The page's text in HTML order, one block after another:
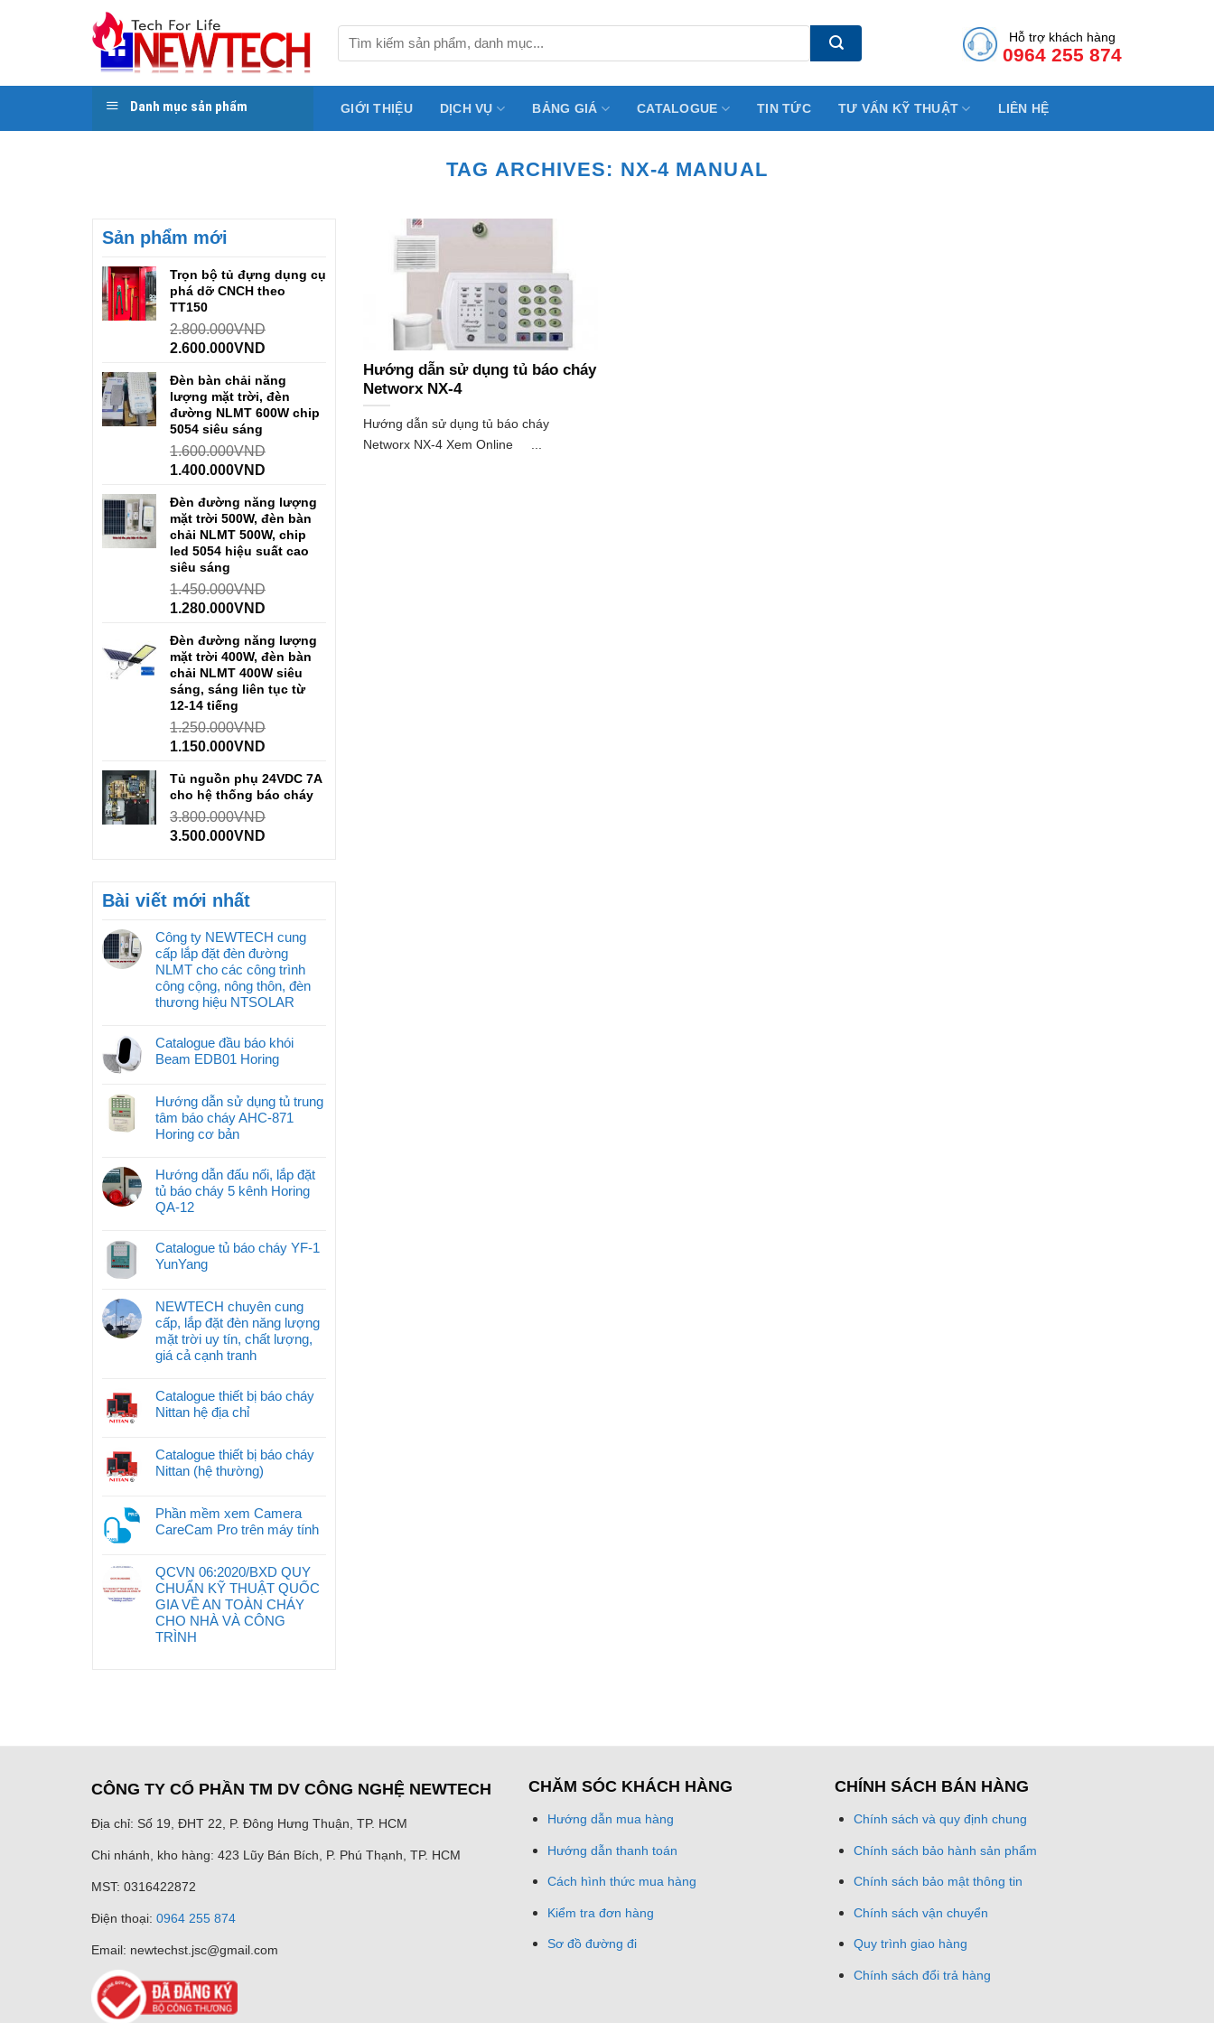
kiếm:
Hỗ trợ khách hàng
0964 255 874
Danh mục sản phẩm GIỚI THIỆU DỊCH VỤ BẢNG GIÁ CATALOGUE TIN TỨC TƯ VẤN KỸ THUẬT LIÊN HỆ
TAG ARCHIVES: NX-4 MANUAL
Sản phẩm mới
Trọn bộ tủ đựng dụng cụ
phá dỡ CNCH theo
TT150
2.800.000VND
2.600.000VND
Đèn bàn chải năng
lượng mặt trời, đèn
đường NLMT 600W chip
5054 siêu sáng
1.600.000VND
1.400.000VND
Đèn đường năng lượng
mặt trời 500W, đèn bàn
chải NLMT 500W, chip
led 5054 hiệu suất cao
siêu sáng
1.450.000VND
1.280.000VND
Đèn đường năng lượng
mặt trời 400W, đèn bàn
chải NLMT 400W siêu
sáng, sáng liên tục từ
12-14 tiếng
1.250.000VND
1.150.000VND
Tủ nguồn phụ 24VDC 7A
cho hệ thống báo cháy
3.800.000VND
3.500.000VND
Bài viết mới nhất
Công ty NEWTECH cung
cấp lắp đặt đèn đường
NLMT cho các công trình
công cộng, nông thôn, đèn
thương hiệu NTSOLAR
Catalogue đầu báo khói
Beam EDB01 Horing
Hướng dẫn sử dụng tủ trung
tâm báo cháy AHC-871
Horing cơ bản
Hướng dẫn đấu nối, lắp đặt
tủ báo cháy 5 kênh Horing
QA-12
Catalogue tủ báo cháy YF-1
YunYang
NEWTECH chuyên cung
cấp, lắp đặt đèn năng lượng
mặt trời uy tín, chất lượng,
giá cả cạnh tranh
Catalogue thiết bị báo cháy
Nittan hệ địa chỉ
Catalogue thiết bị báo cháy
Nittan (hệ thường)
Phần mềm xem Camera
CareCam Pro trên máy tính
QCVN 06:2020/BXD QUY
CHUẨN KỸ THUẬT QUỐC
GIA VỀ AN TOÀN CHÁY
CHO NHÀ VÀ CÔNG
TRÌNH
Hướng dẫn sử dụng tủ báo cháy
Networx NX-4
Hướng dẫn sử dụng tủ báo cháy
Networx NX-4 Xem Online ...
CÔNG TY CỔ PHẦN TM DV CÔNG NGHỆ NEWTECH
Địa chỉ: Số 19, ĐHT 22, P. Đông Hưng Thuận, TP. HCM
Chi nhánh, kho hàng: 423 Lũy Bán Bích, P. Phú Thạnh, TP. HCM
MST: 0316422872
Điện thoại: 0964 255 874
Email: newtechst.jsc@gmail.com
CHĂM SÓC KHÁCH HÀNG
Hướng dẫn mua hàng
Hướng dẫn thanh toán
Cách hình thức mua hàng
Kiểm tra đơn hàng
Sơ đồ đường đi
CHÍNH SÁCH BÁN HÀNG
Chính sách và quy định chung
Chính sách bảo hành sản phẩm
Chính sách bảo mật thông tin
Chính sách vận chuyển
Quy trình giao hàng
Chính sách đổi trả hàng